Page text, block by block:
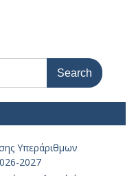
Υπεράριθμων
2027